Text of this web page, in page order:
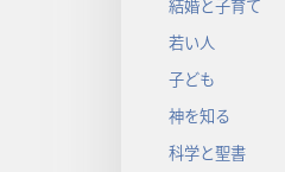
結婚と子育て
若い人
子ども
神を知る
科学と聖書